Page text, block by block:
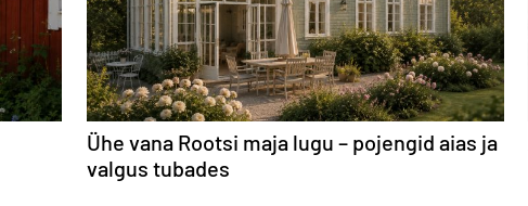
Ühe vana Rootsi maja lugu – pojengid aias ja
valgus tubades